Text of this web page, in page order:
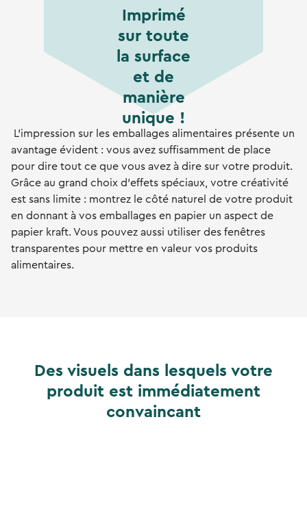
Imprimé
sur toute
la surface
et de
manière
unique !
L'impression sur les emballages alimentaires présente un
avantage évident : vous avez suffisamment de place
pour dire tout ce que vous avez à dire sur votre produit.
Grâce au grand choix d'effets spéciaux, votre créativité
est sans limite : montrez le côté naturel de votre produit
en donnant à vos emballages en papier un aspect de
papier kraft. Vous pouvez aussi utiliser des fenêtres
transparentes pour mettre en valeur vos produits
alimentaires.
Des visuels dans lesquels votre
produit est immédiatement
convaincant